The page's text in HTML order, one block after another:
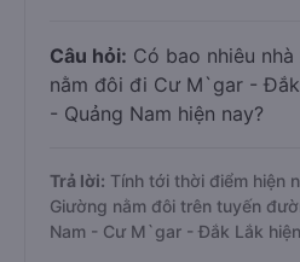
Câu hỏi: Có bao nhiêu
nằm đôi đi Cư M`gar -
- Quảng Nam hiện nay?
Trả lời: Tính tới thời điểm hiện
Giường nằm đôi trên tuyến
Nam - Cư M`gar - Đắk Lắk